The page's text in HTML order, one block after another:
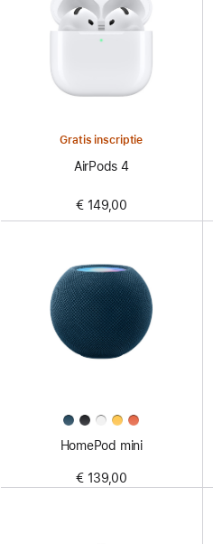
Gratis inscriptie
AirPods 4
€ 149,00
HomePod mini
€ 139,00